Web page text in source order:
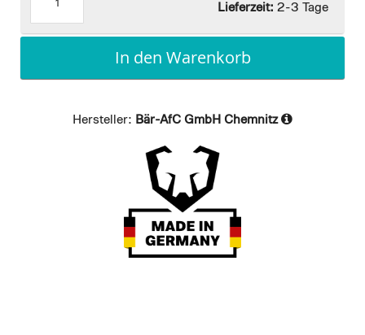
Lieferzeit: 2-3 Tage
In den Warenkorb
Hersteller: Bär-AfC GmbH Chemnitz